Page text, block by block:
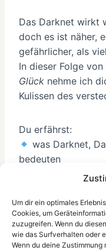
Um dir ein optimales
Cookies, um
zuzugreifen. Wenn du
wie das Surfverhalten oder
Wenn du deine
Das Darknet wirkt
doch es ist näher,
gefährlicher, als
In dieser Folge von
Glück nehme ich
Kulissen des
Du erfährst:
was Darknet,
bedeuten
wie
werden können
und wie du dich
kannst